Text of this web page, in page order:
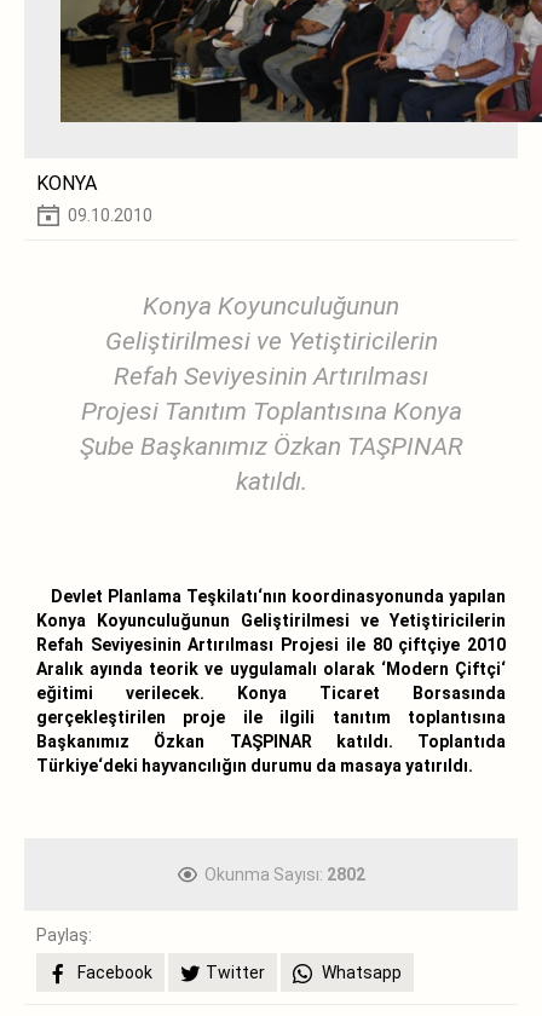
KONYA
09.10.2010
Konya Koyunculuğunun
Geliştirilmesi ve Yetiştiricilerin
Refah Seviyesinin Artırılması
Projesi Tanıtım Toplantısına Konya
Şube Başkanımız Özkan TAŞPINAR
katıldı.
Devlet Planlama Teşkilatı‘nın koordinasyonunda yapılan
Konya Koyunculuğunun Geliştirilmesi ve Yetiştiricilerin
Refah Seviyesinin Artırılması Projesi ile 80 çiftçiye 2010
Aralık ayında teorik ve uygulamalı olarak ‘Modern Çiftçi‘
eğitimi verilecek. Konya Ticaret Borsasında
gerçekleştirilen proje ile ilgili tanıtım toplantısına
Başkanımız Özkan TAŞPINAR katıldı. Toplantıda
Türkiye‘deki hayvancılığın durumu da masaya yatırıldı.
Okunma Sayısı: 2802
Paylaş:
Facebook
Twitter Whatsapp